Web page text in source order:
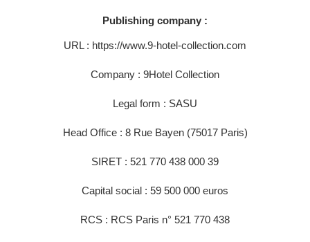
Publishing company :
URL : https://www.9-hotel-collection.com
Company : 9Hotel Collection
Legal form : SASU
Head Office : 8 Rue Bayen (75017 Paris)
SIRET : 521 770 438 000 39
Capital social : 59 500 000 euros
RCS : RCS Paris n° 521 770 438